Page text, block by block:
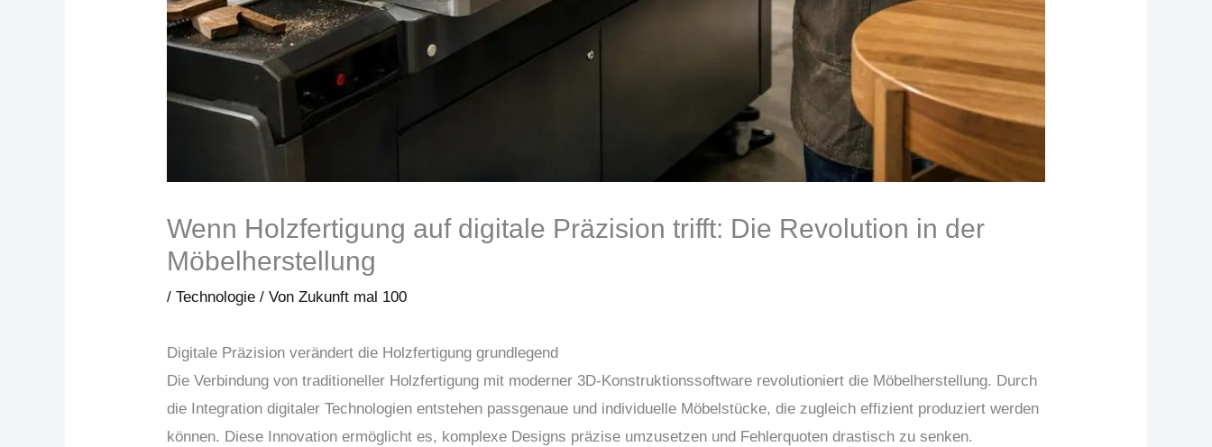
Wenn Holzfertigung auf digitale Präzision trifft: Die Revolution in der
Möbelherstellung
/Technologie / VonZukunft mal 100
Digitale Präzision verändert die Holzfertigung grundlegend
Die Verbindung von traditioneller Holzfertigung mit moderner 3D-Konstruktionssoftware revolutioniert die Möbelherstellung. Durch
die Integration digitaler Technologien entstehen passgenaue und individuelle Möbelstücke, die zugleich effizient produziert werden
können. Diese Innovation ermöglicht es, komplexe Designs präzise umzusetzen und Fehlerquoten drastisch zu senken.